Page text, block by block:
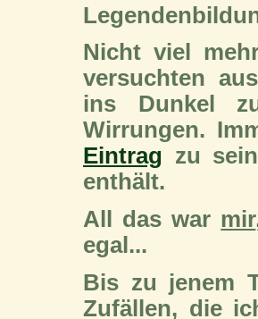
Nicht viel
versuchten
ins Dunkel
Wirrungen.
Eintrag zu
enthält.
All das war mir
egal...
Bis zu jenem
Zufällen, die